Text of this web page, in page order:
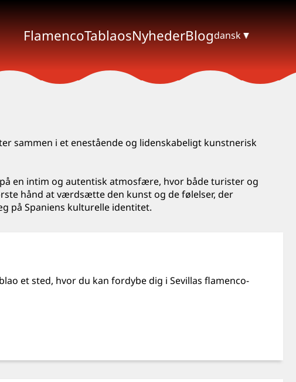
FlamencoTablaosNyhederBlogdansk
sammen i et enestående og lidenskabeligt kunstnerisk
en intim og autentisk atmosfære, hvor både turister og
hånd at værdsætte den kunst og de følelser, der
på Spaniens kulturelle identitet.
et sted, hvor du kan fordybe dig i Sevillas flamenco-